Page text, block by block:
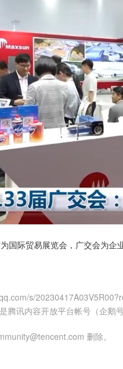
国际贸易展览会，广交会为
s/
腾讯内容开放平台帐号（企鹅
删除。